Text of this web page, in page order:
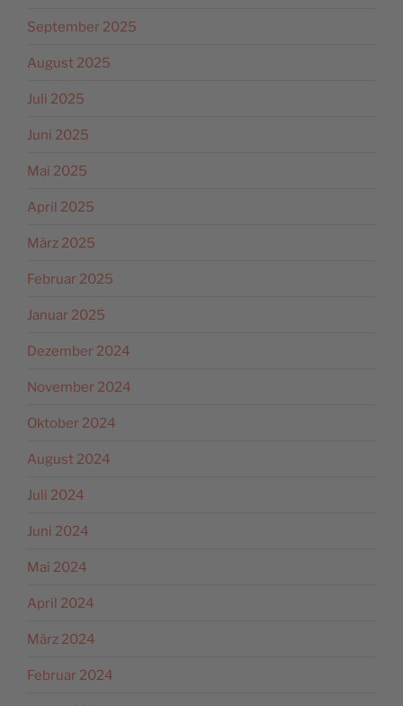
September 2025
August 2025
Juli 2025
Juni 2025
Mai 2025
April 2025
März 2025
Februar 2025
Januar 2025
Dezember 2024
November 2024
Oktober 2024
August 2024
Juli 2024
Juni 2024
Mai 2024
April 2024
März 2024
Februar 2024